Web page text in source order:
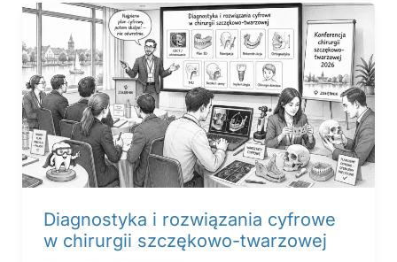
Diagnostyka i rozwiązania cyfrowe
w chirurgii szczękowo-twarzowej